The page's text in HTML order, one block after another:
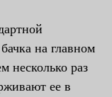
на главном
несколько раз
ее в